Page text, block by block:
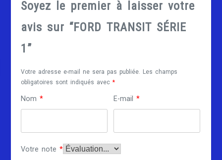
Soyez le premier à laisser votre
avis sur “FORD TRANSIT SÉRIE
1”
Votre adresse e-mail ne sera pas publiée.
Les champs
obligatoires sont indiqués avec*
Nom* E-mail*
Votre note*